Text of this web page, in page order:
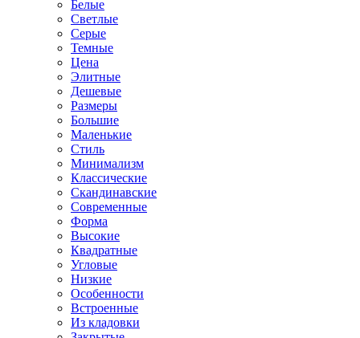
Белые
Светлые
Серые
Темные
Цена
Элитные
Дешевые
Размеры
Большие
Маленькие
Стиль
Минимализм
Классические
Скандинавские
Современные
Форма
Высокие
Квадратные
Угловые
Низкие
Особенности
Встроенные
Из кладовки